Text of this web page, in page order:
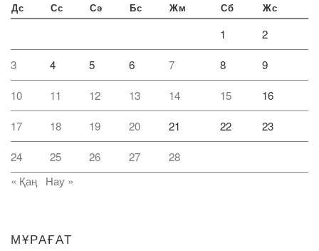
Дс Сс Сә Бс Жм Сб Жс
1 2
3 4 5 6 7 8 9
10 11 12 13 14 15 16
17 18 19 20 21 22 23
24 25 26 27
28
« Қаң
Нау »
МҰРАҒАТ